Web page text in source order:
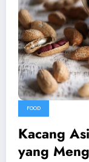
FOOD
Kacang
yang